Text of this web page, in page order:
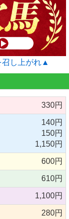
召し上がれ▲
330円
140円
150円
1,150円
600円
610円
1,100円
280円